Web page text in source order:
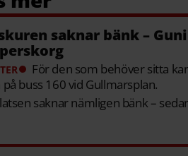
saknar bänk –
För den som behöver sitta
på buss 160 vid Gullmarsplan.
saknar nämligen bänk –